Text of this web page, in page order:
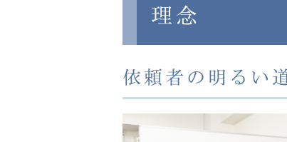
理念
依頼者の明るい